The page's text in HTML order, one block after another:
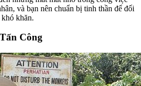
và bạn nên chuẩn bị tinh thần để đối
khăn.
Công